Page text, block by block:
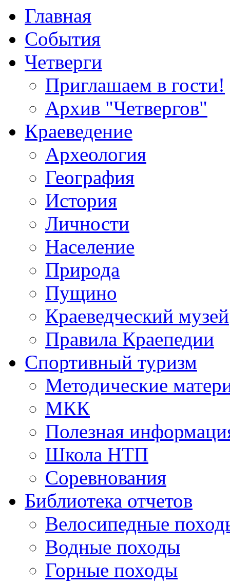
Главная
События
Четверги
Приглашаем в гости!
Архив "Четвергов"
Краеведение
Археология
География
История
Личности
Население
Природа
Пущино
Краеведческий музей
Правила Краепедии
Спортивный туризм
Методические
МКК
Полезная
Школа НТП
Соревнования
Библиотека отчетов
Велосипедные
Водные походы
Горные походы